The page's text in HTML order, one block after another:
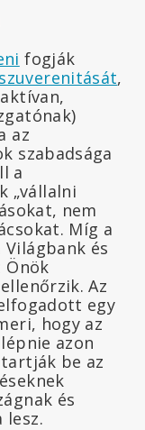
fogják
szuverenitását,
az
szabadsága
a
„vállalni
nem
Míg a
és
Önök
Az
egy
hogy az
azon
be az
és
lesz.